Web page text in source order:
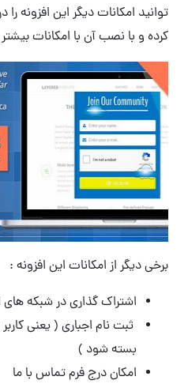
توانید امکانات دیگر این افزونه
کرده و با نصب آن با امکانات
برخی دیگر از امکانات این افزونه :
اشتراک گذاری در شبکه های
ثبت نام اجباری ( یعنی
بسته شود )
امکان درج فرم تماس با ما